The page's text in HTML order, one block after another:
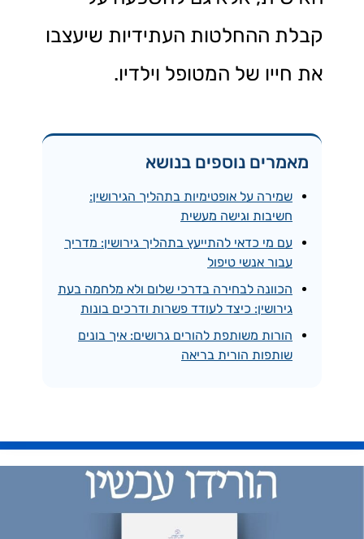
קבלת ההחלטות העתידיות שיעצבו
את חייו של המטופל וילדיו.
מאמרים נוספים בנושא
שמירה על אופטימיות בתהליך הגירושין:
חשיבות וגישה מעשית
עם מי כדאי להתייעץ בתהליך גירושין: מדריך
עבור אנשי טיפול
הכוונה לבחירה בדרכי שלום ולא מלחמה בעת
גירושין: כיצד לעודד פשרות ודרכים בונות
הורות משותפת להורים גרושים: איך בונים
שותפות הורית בריאה